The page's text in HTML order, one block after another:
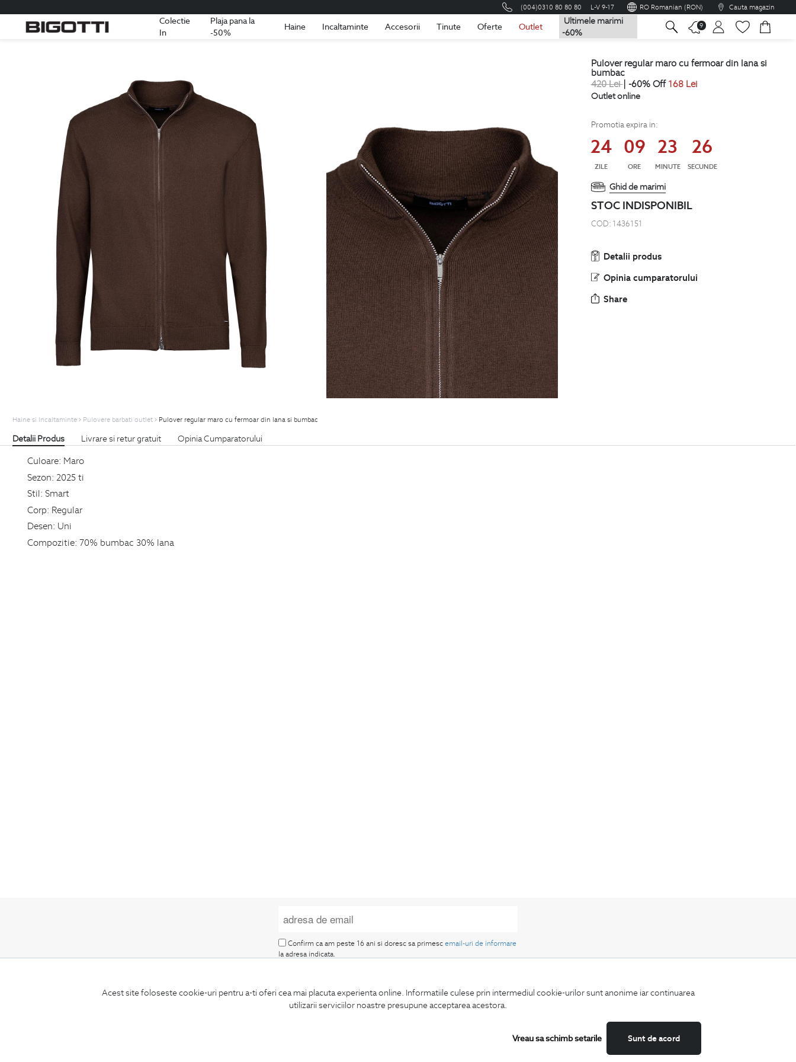
Acest site foloseste cookie-uri pentru a-ti oferi cea mai placuta experienta online. Informatiile culese prin intermediul cookie-urilor sunt anonime iar continuarea
utilizarii serviciilor noastre presupune acceptarea acestora.
Sunt de acord
Vreau sa schimb setarile
(004)0310 80 80 80 L-V 9-17 RO Romanian (RON) Cauta magazin
Colectie
In
Plaja pana la
-50%
Haine Incaltaminte Accesorii Tinute Oferte Outlet
Ultimele marimi
-60%
9
Romania Romana
bumbac
420Lei| -60% Off
Outlet online
24 09 23 25
STOC INDISPONIBIL
Detalii produs
Opinia cumparatorului
Haine si Incaltaminte Pulovere barbati outlet Pulover regular maro cu fermoar din lana si bumbac
Detalii Produs Livrare si retur gratuit Opinia Cumparatorului
Culoare: Maro
Sezon: 2025 ti
Stil: Smart
Corp: Regular
Desen: Uni
Compozitie: 70% bumbac 30% lana
LA NEWSLETTER
Confirm ca am peste 16 ani si doresc sa primescemail-uri de informare
la adresa indicata.